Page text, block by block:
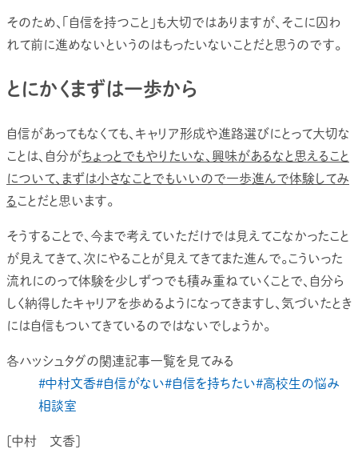
そのため、「自信を持つこと」も大切ではありますが、そこに囚わ
れて前に進めないというのはもったいないことだと思うのです。
とにかくまずは一歩から
自信があってもなくても、キャリア形成や進路選びにとって大切な
ことは、自分がちょっとでもやりたいな、興味があるなと思えること
について、まずは小さなことでもいいので一歩進んで体験してみ
る ことだと思います。
そうすることで、今まで考えていただけでは見えてこなかったこと
が見えてきて、次にやることが見えてきてまた進んで。こういった
流れにのって体験を少しずつでも積み重ねていくことで、自分ら
しく納得したキャリアを歩めるようになってきますし、気づいたとき
には自信もついてきているのではないでしょうか。
各ハッシュタグの関連記事一覧を見てみる
#中村文香#自信がない#自信を持ちたい#高校生の悩み
相談室
[中村 文香]